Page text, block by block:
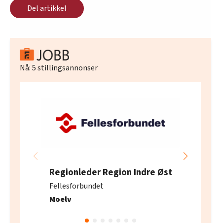
Del artikkel
Nå:5stillingsannonser
Regionleder Region Indre Øst
Fellesforbundet
Moelv